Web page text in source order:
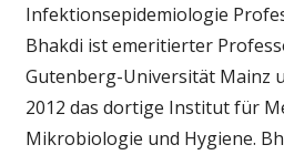
Infektionsepidemiologie
Bhakdi ist emeritierter
Gutenberg-Universität Mainz
2012 das dortige Institut für
Mikrobiologie und Hygiene.